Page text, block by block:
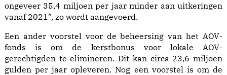
ongeveer 35,4 miljoen per jaar minder aan uitkeringen
vanaf 2021”, zo wordt aangevoerd.
Een ander voorstel voor de beheersing van het AOV-
fonds is om de kerstbonus voor lokale AOV-
gerechtigden te elimineren. Dit kan circa 23,6 miljoen
gulden per jaar opleveren. Nog een voorstel is om de